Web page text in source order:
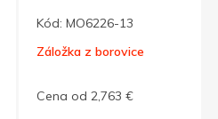
Kód: MO6226-13
Záložka z borovice
Cena od 2,763 €